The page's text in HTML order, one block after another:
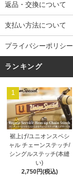
返品・交換について
支払い方法について
プライバシーポリシー
ランキング
1
裾上げ/ユニオンスペシ
ャル チェーンステッチ/
シングルステッチ(本縫
い)
2,750円(税込)